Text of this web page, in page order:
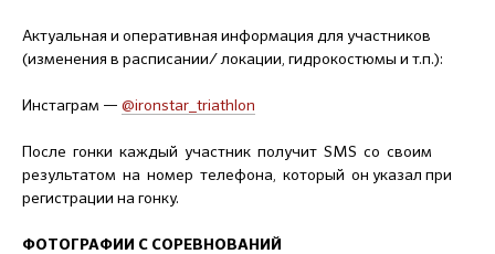
Актуальная и оперативная информация для участников
(изменения в расписании/ локации, гидрокостюмы и т.п.):
Инстаграм — @ironstar_triathlon
После гонки каждый участник получит SMS со своим
результатом на номер телефона, который он указал при
регистрации на гонку.
ФОТОГРАФИИ С СОРЕВНОВАНИЙ